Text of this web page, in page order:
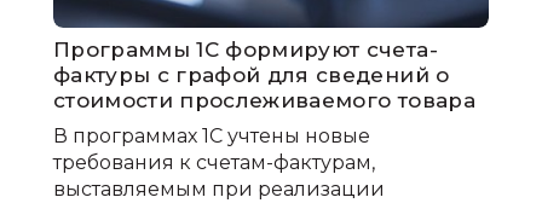
Программы 1С формируют счета-
фактуры с графой для сведений о
стоимости прослеживаемого товара
В программах 1С учтены новые
требования к счетам-фактурам,
выставляемым при реализации